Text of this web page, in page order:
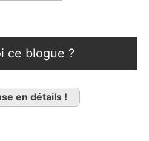
ce blogue ?
en détails !